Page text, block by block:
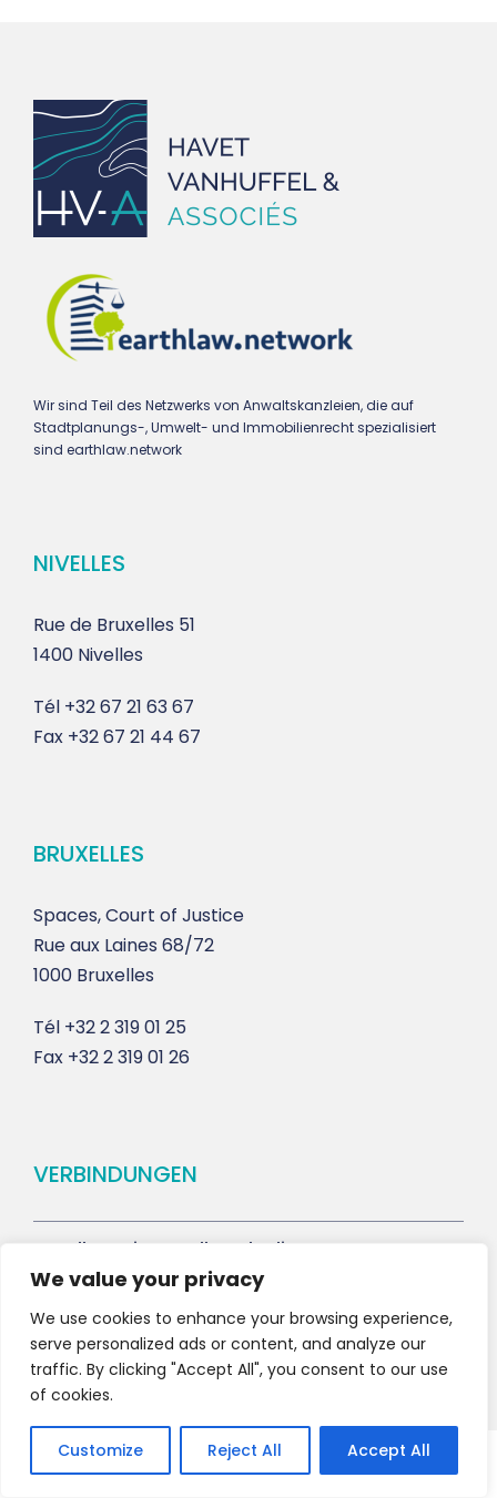
We value your privacy
We use cookies to enhance your browsing experience,
serve personalized ads or content, and analyze our
traffic. By clicking "Accept All", you consent to our use
of cookies.
Customize Reject All Accept All
Wir sind Teil des Netzwerks von Anwaltskanzleien, die auf
Stadtplanungs-, Umwelt- und Immobilienrecht spezialisiert
sind earthlaw.network
NIVELLES
Rue de Bruxelles 51
1400 Nivelles
Tél +32 67 21 63 67
Fax +32 67 21 44 67
BRUXELLES
Spaces, Court of Justice
Rue aux Laines 68/72
1000 Bruxelles
Tél +32 2 319 01 25
Fax +32 2 319 01 26
VERBINDUNGEN
Allgemeine Handlungsbedingungen
Copyright 2021 HV-A, All Right Reserved